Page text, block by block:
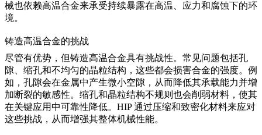
械也依赖高温合金来承受持续暴露在高温、应力和腐蚀下的环
境。
铸造高温合金的挑战
尽管有优势，但铸造高温合金具有挑战性。常见问题包括孔
隙、缩孔和不均匀的晶粒结构，这些都会损害合金的强度。例
如，孔隙会在金属中产生微小空隙，从而降低其承载能力并增
加断裂的敏感性。缩孔和晶粒结构不规则也会削弱材料，使其
在关键应用中可靠性降低。 HIP通过压缩和致密化材料来应对
这些挑战，从而增强其整体机械性能。